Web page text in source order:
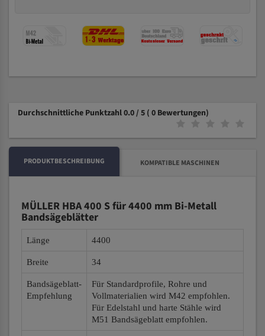
Durchschnittliche Punktzahl 0.0 / 5 ( 0 Bewertungen)
PRODUKTBESCHREIBUNG KOMPATIBLE MASCHINEN
MÜLLER HBA 400 S für 4400 mm Bi-Metall
Bandsägeblätter
Länge 4400
Breite 34
Bandsägeblatt-
Empfehlung
Für Standardprofile, Rohre und
Vollmaterialien wird M42 empfohlen.
Für Edelstahl und harte Stähle wird
M51 Bandsägeblatt empfohlen.